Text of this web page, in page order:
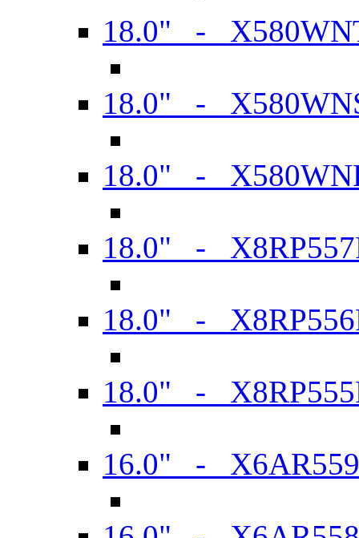
18.0" -
18.0" -
18.0" -
18.0" -
18.0" -
18.0" -
16.0" -